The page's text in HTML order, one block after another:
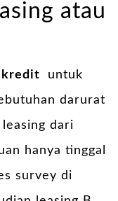
atau
kredit
untuk
darurat
dari
hanya tinggal
survey di